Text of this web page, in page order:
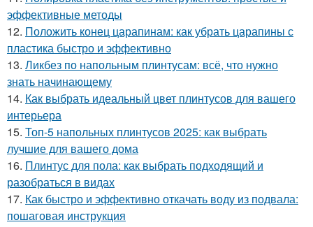
эффективные методы
12. Положить конец царапинам: как убрать царапины с
пластика быстро и эффективно
13. Ликбез по напольным плинтусам: всё, что нужно
знать начинающему
14. Как выбрать идеальный цвет плинтусов для вашего
интерьера
15. Топ-5 напольных плинтусов 2025: как выбрать
лучшие для вашего дома
16. Плинтус для пола: как выбрать подходящий и
разобраться в видах
17. Как быстро и эффективно откачать воду из подвала:
пошаговая инструкция